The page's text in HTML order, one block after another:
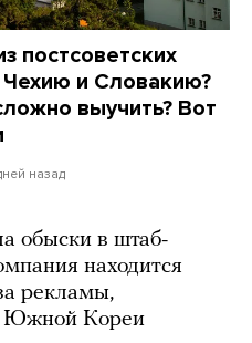
постсоветских
Чехию и Словакию?
выучить? Вот
назад
обыски в штаб-
находится
рекламы,
Южной Кореи